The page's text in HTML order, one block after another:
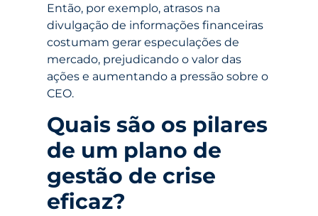
Então, por exemplo, atrasos na
divulgação de informações financeiras
costumam gerar especulações de
mercado, prejudicando o valor das
ações e aumentando a pressão sobre o
CEO.
Quais são os pilares
de um plano de
gestão de crise
eficaz?